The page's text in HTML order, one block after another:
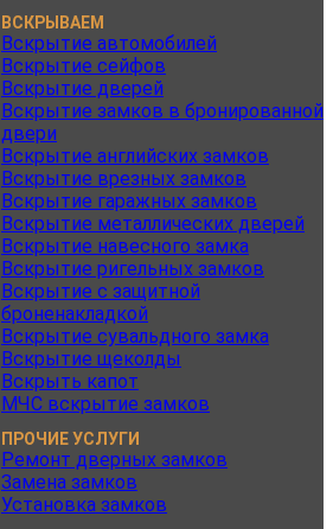
ВСКРЫВАЕМ
Вскрытие автомобилей
Вскрытие сейфов
Вскрытие дверей
Вскрытие замков в бронированной
двери
Вскрытие английских замков
Вскрытие врезных замков
Вскрытие гаражных замков
Вскрытие металлических дверей
Вскрытие навесного замка
Вскрытие ригельных замков
Вскрытие с защитной
броненакладкой
Вскрытие сувальдного замка
Вскрытие щеколды
Вскрыть капот
МЧС вскрытие замков
ПРОЧИЕ УСЛУГИ
Ремонт дверных замков
Замена замков
Установка замков